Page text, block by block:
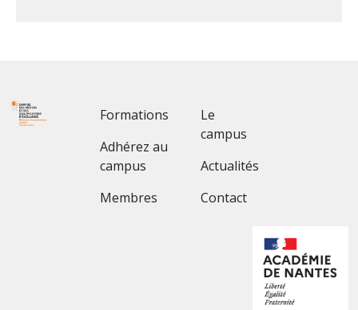
Footer 1
Formations
Adhérez au
campus
Membres
Footer 2
Le
campus
Actualités
Contact